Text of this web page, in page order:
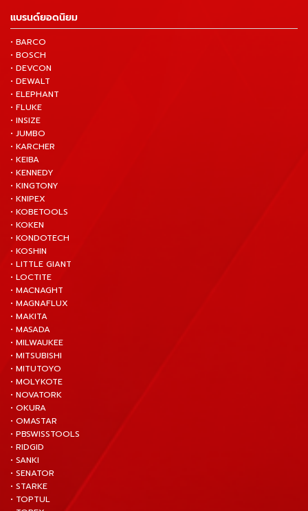
แบรนด์ยอดนิยม
• BARCO
• BOSCH
• DEVCON
• DEWALT
• ELEPHANT
• FLUKE
• INSIZE
• JUMBO
• KARCHER
• KEIBA
• KENNEDY
• KINGTONY
• KNIPEX
• KOBETOOLS
• KOKEN
• KONDOTECH
• KOSHIN
• LITTLE GIANT
• LOCTITE
• MACNAGHT
• MAGNAFLUX
• MAKITA
• MASADA
• MILWAUKEE
• MITSUBISHI
• MITUTOYO
• MOLYKOTE
• NOVATORK
• OKURA
• OMASTAR
• PBSWISSTOOLS
• RIDGID
• SANKI
• SENATOR
• STARKE
• TOPTUL